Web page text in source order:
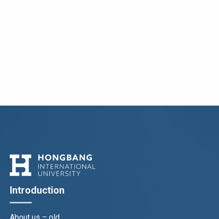
Introduction